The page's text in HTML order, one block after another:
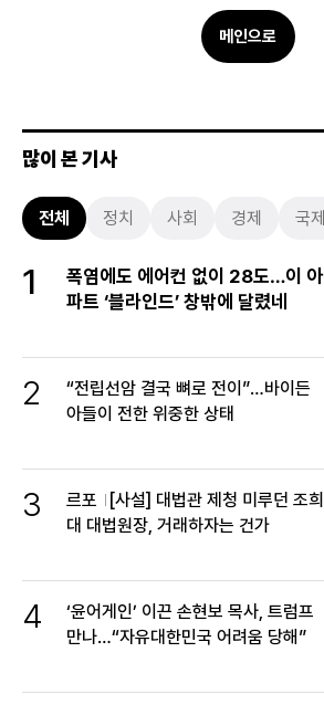
메인으로
많이 본 기사
전체 정치 사회 경제 국제
1
폭염에도 에어컨 없이 28도…이 아
파트 ‘블라인드’ 창밖에 달렸네
2
“전립선암 결국 뼈로 전이”…바이든
아들이 전한 위중한 상태
3 르포
[사설] 대법관 제청 미루던 조희
대 대법원장, 거래하자는 건가
4
‘윤어게인’ 이끈 손현보 목사, 트럼프
만나…“자유대한민국 어려움 당해”